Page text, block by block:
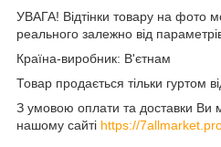
УВАГА! Відтінки товару на фото
реального залежно від
Країна-виробник: В'єтнам
Товар продається тільки гуртом
З умовою оплати та доставки Ви
нашому сайті https://